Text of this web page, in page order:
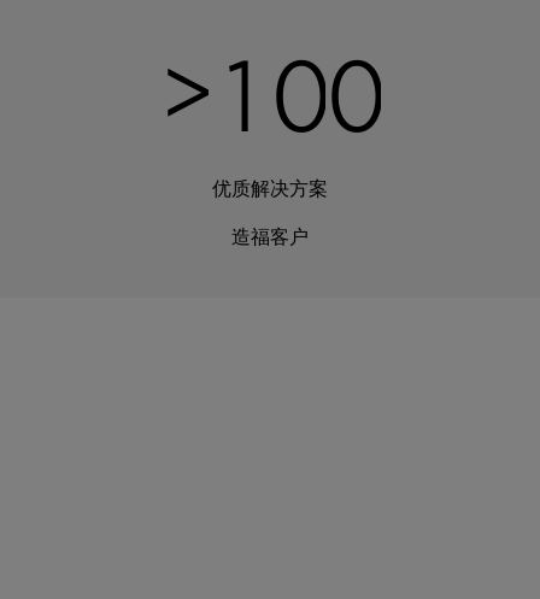
>1 00
优质解决方案
造福客户